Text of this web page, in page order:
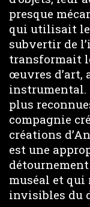
presque
qui utilisait
subvertir de
transformait
œuvres d’art,
instrumental.
plus
compagnie
créations
est une
détournement
muséal et qui
invisibles du